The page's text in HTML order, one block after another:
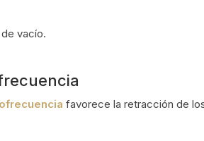
vacío.
favorece la retracción de